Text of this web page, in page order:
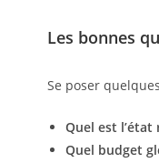
Les bonnes
Se poser
Quel est l’état
Quel budget